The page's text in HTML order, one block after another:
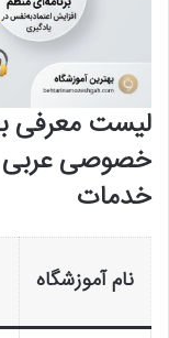
لیست معرفی
خصوصی عربی
خدمات
نام آموزشگاه